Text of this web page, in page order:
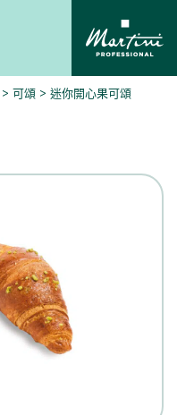
>可頌 >迷你開心果可頌